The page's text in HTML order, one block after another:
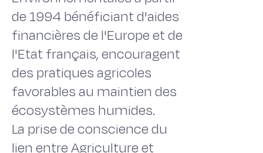
de 1994 bénéficiant d'aides
financières de l'Europe et de
l'Etat français, encouragent
des pratiques agricoles
favorables au maintien des
écosystèmes humides.
La prise de conscience du
lien entre Agriculture et